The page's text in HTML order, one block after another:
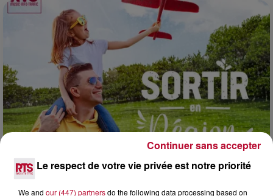
7h42 Le respect de votre vie privée est notre priorité
We and our (447) partnersdo the following data processing based on
Continuer sans accepter